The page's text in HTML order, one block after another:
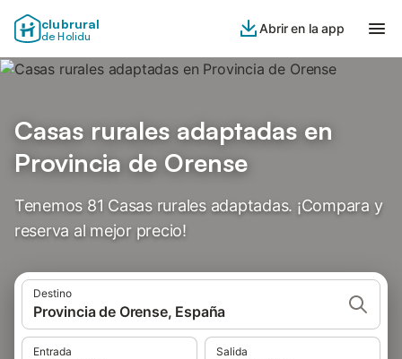
clubrural
de Holidu
Abrir en la app
Casas rurales adaptadas en
Provincia de Orense
Tenemos 81 Casas rurales adaptadas. ¡Compara y
reserva al mejor precio!
Destino
Provincia de Orense, España
Entrada Salida